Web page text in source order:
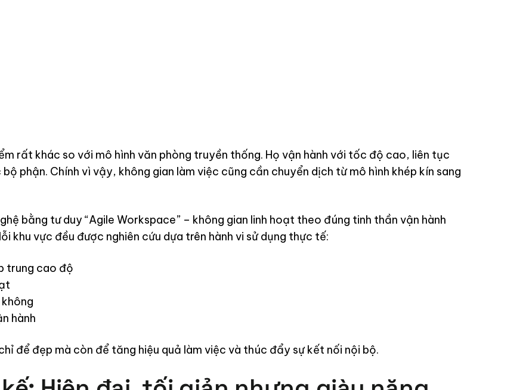
rất khác so với mô hình văn phòng truyền thống. Họ vận hành với tốc độ cao, liên tục
phận. Chính vì vậy, không gian làm việc cũng cần chuyển dịch từ mô hình khép kín sang
bằng tư duy “Agile Workspace” – không gian linh hoạt theo đúng tinh thần vận hành
khu vực đều được nghiên cứu dựa trên hành vi sử dụng thực tế:
trung cao độ
hành
để đẹp mà còn để tăng hiệu quả làm việc và thúc đẩy sự kết nối nội bộ.